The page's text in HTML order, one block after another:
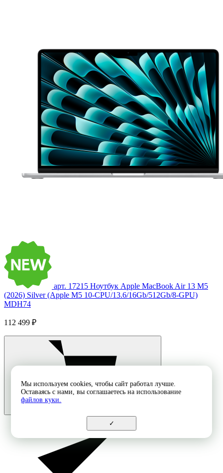
арт. 17215 Ноутбук Apple MacBook Air 13 M5
(2026) Silver (Apple M5 10-CPU/13.6/16Gb/512Gb/8-GPU)
MDH74
112 499 ₽
Мы используем cookies, чтобы сайт работал лучше.
Оставаясь с нами, вы соглашаетесь на использование
файлов куки.
✓